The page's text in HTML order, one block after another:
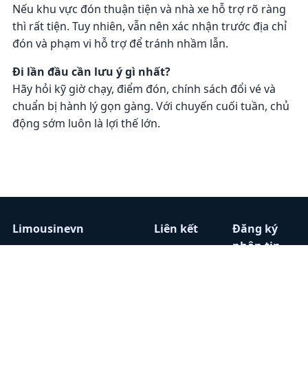
Nếu khu vực đón thuận tiện và nhà xe hỗ trợ rõ ràng
thì rất tiện. Tuy nhiên, vẫn nên xác nhận trước địa chỉ
đón và phạm vi hỗ trợ để tránh nhầm lẫn.
Đi lần đầu cần lưu ý gì nhất?
Hãy hỏi kỹ giờ chạy, điểm đón, chính sách đổi vé và
chuẩn bị hành lý gọn gàng. Với chuyến cuối tuần, chủ
động sớm luôn là lợi thế lớn.
Limousinevn
Liên kết
Đăng ký
nhận tin